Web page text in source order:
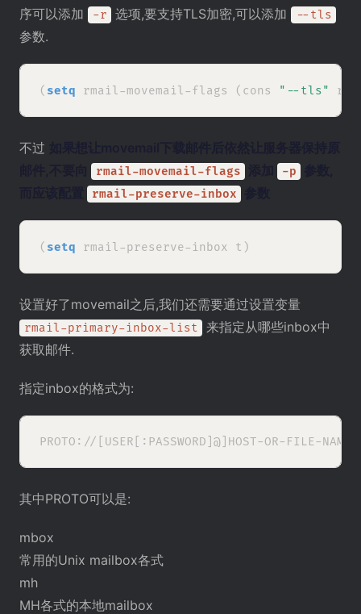
序可以添加
-r 选项,要支持TLS加密,可以添加 --tls
参数.
( setq rmail-movemail-flags (cons "--tls"
不过
rmail-movemail-flags 添加 -p
rmail-preserve-inbox
( setq
设置好了movemail之后,我们还需要通过设置变量
rmail-primary-inbox-list
来指定从哪些inbox中
获取邮件.
指定inbox的格式为:
其中PROTO可以是:
mbox
常用的Unix mailbox各式
mh
MH各式的本地mailbox